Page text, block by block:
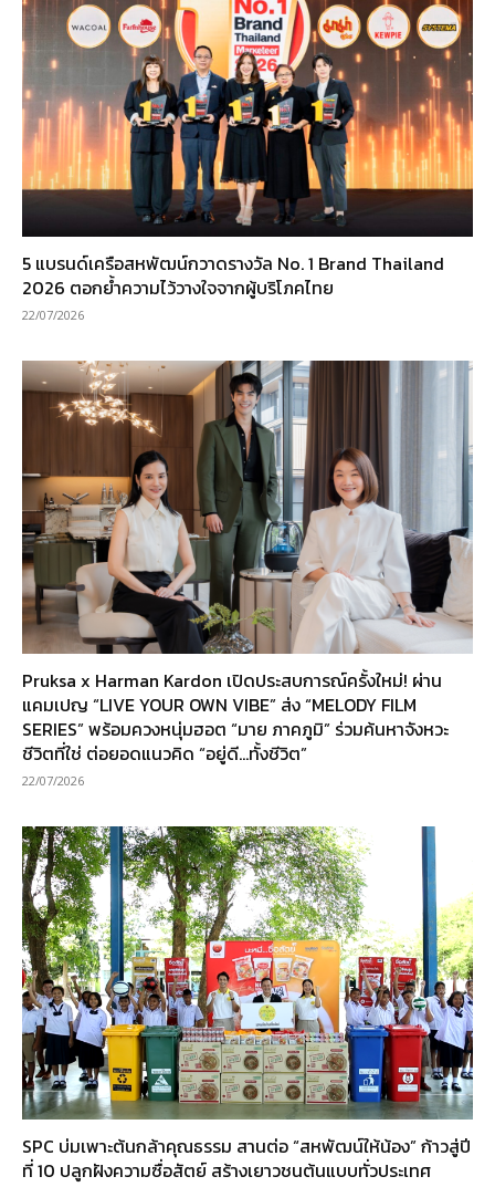
5 แบรนด์เครือสหพัฒน์กวาดรางวัล No. 1 Brand Thailand
2026 ตอกย้ำความไว้วางใจจากผู้บริโภคไทย
22/07/2026
Pruksa x Harman Kardon เปิดประสบการณ์ครั้งใหม่! ผ่าน
แคมเปญ “LIVE YOUR OWN VIBE” ส่ง “MELODY FILM
SERIES” พร้อมควงหนุ่มฮอต “มาย ภาคภูมิ” ร่วมค้นหาจังหวะ
ชีวิตที่ใช่ ต่อยอดแนวคิด “อยู่ดี…ทั้งชีวิต”
22/07/2026
SPC บ่มเพาะต้นกล้าคุณธรรม สานต่อ “สหพัฒน์ให้น้อง” ก้าวสู่ปี
ที่ 10 ปลูกฝังความซื่อสัตย์ สร้างเยาวชนต้นแบบทั่วประเทศ